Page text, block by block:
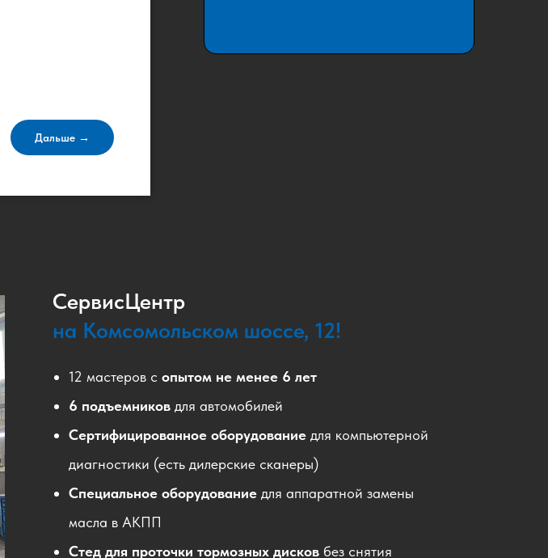
Дальше →
СервисЦентр
на Комсомольском шоссе, 12!
12 мастеров с опытом не менее 6 лет
6 подъемников для автомобилей
Сертифицированное оборудование для компьютерной
диагностики (есть дилерские сканеры)
Специальное оборудование для аппаратной замены
масла в АКПП
Стед для проточки тормозных дисков без снятия